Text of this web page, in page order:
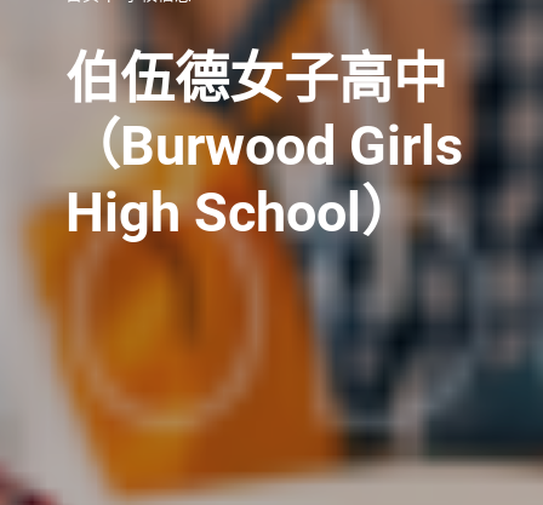
伯伍德女子高中
（Burwood Girls
High School）